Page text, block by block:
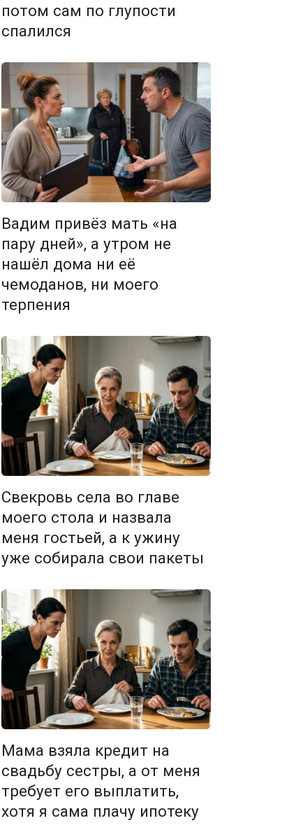
потом сам по глупости
спалился
Вадим привёз мать «на
пару дней», а утром не
нашёл дома ни её
чемоданов, ни моего
терпения
Свекровь села во главе
моего стола и назвала
меня гостьей, а к ужину
уже собирала свои пакеты
Мама взяла кредит на
свадьбу сестры, а от меня
требует его выплатить,
хотя я сама плачу ипотеку